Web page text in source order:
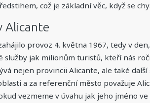
což je základní věc, když se
Alicante
provoz 4. května 1967, tedy v
služby jak milionům turistů, kteří nás
nejen provincii Alicante, ale také
a za referenční město považuje
vezmeme v úvahu jak jeho jméno